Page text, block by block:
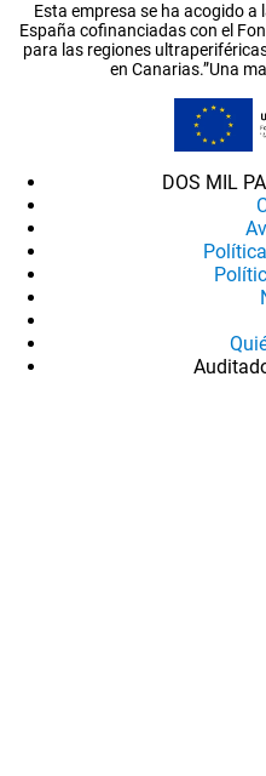
Esta empresa se ha acogido a
España cofinanciadas con el
para las regiones
en Canarias.”Una
DOS MIL